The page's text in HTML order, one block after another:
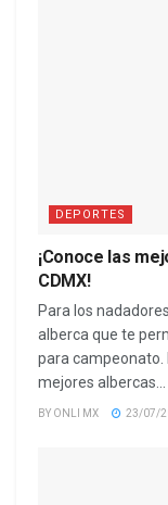
DEPORTES
¡Conoce las
CDMX!
Para los
alberca que te
para campeonato.
mejores albercas...
BY ONLI MX 23/07/